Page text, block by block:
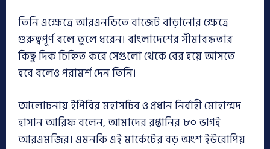
তিনি এক্ষেত্রে আরএনডিতে বাজেট বাড়ানোর ক্ষেত্রে
গুরুত্বপূর্ণ বলে তুলে ধরেন। বাংলাদেশের সীমাবন্ধতার
কিছু দিক চিহ্নিত করে সেগুলো থেকে বের হয়ে আসতে
হবে বলেও পরামর্শ দেন তিনি।
আলোচনায় ইপিবির মহাসচিব ও প্রধান নির্বাহী মোহাম্মদ
হাসান আরিফ বলেন, আমাদের রপ্তানির ৮০ ভাগই
আরএমজির। এমনকি এই মার্কেটের বড় অংশ ইউরোপিয়